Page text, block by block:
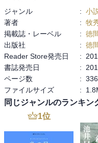
ジャンル : 小
著者
: 牧
掲載誌・レーベル
: 徳
出版社
: 徳
Reader Store発売日
:
書誌発売日
:
ページ数
:
ファイルサイズ
:
同じジャンルのランキン
1位